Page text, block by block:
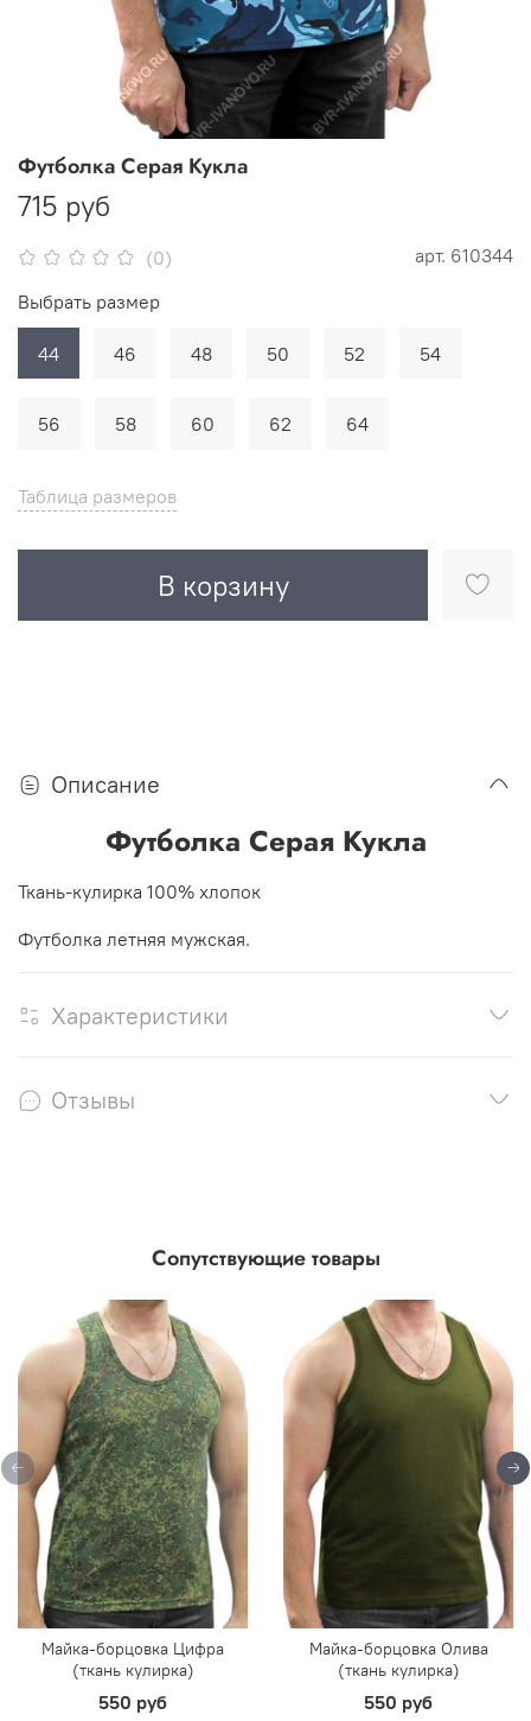
(0) арт. 610344
Футболка Серая Кукла
715 руб
Таблица размеров
В корзину
Выбрать размер
44 46 48 50 52 54
56 58 60 62 64
Описание
Футболка Серая Кукла
Ткань-кулирка 100% хлопок
Футболка летняя мужская.
Характеристики
Отзывы
Сопутствующие товары
Майка-борцовка Цифра
(ткань кулирка)
550 руб
Майка-борцовка Олива
(ткань кулирка)
550 руб